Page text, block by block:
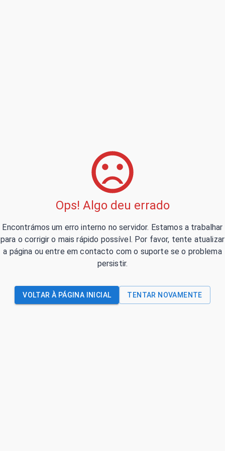
Ops! Algo deu errado
Encontrámos um erro interno no servidor. Estamos a trabalhar
para o corrigir o mais rápido possível. Por favor, tente atualizar
a página ou entre em contacto com o suporte se o problema
persistir.
VOLTAR À PÁGINA INICIAL TENTAR NOVAMENTE